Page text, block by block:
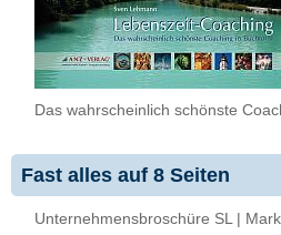
Das wahrscheinlich schönste
Fast alles auf 8 Seiten
Unternehmensbroschüre SL |